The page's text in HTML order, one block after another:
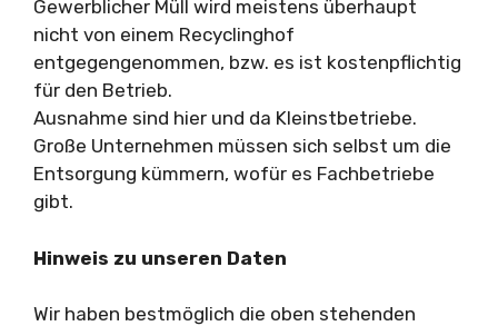
Gewerblicher Müll wird meistens überhaupt
nicht von einem Recyclinghof
entgegengenommen, bzw. es ist kostenpflichtig
für den Betrieb.
Ausnahme sind hier und da Kleinstbetriebe.
Große Unternehmen müssen sich selbst um die
Entsorgung kümmern, wofür es Fachbetriebe
gibt.
Hinweis zu unseren Daten
Wir haben bestmöglich die oben stehenden